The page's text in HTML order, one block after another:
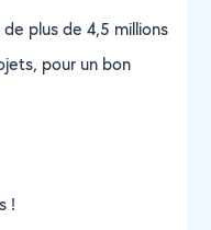
plus de 4,5 millions
pour un bon
!